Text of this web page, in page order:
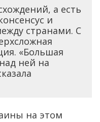
а есть
и
странами. С
«Большая
ней на
на этом